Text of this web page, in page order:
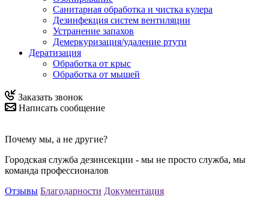
Санитарная обработка и чистка кулера
Дезинфекция систем вентиляции
Устранение запахов
Демеркуризация/удаление ртути
Дератизация
Обработка от крыс
Обработка от мышей
Заказать звонок
Написать сообщение
Почему мы, а не другие?
Городская служба дезинсекции - мы не просто служба, мы
команда профессионалов
Отзывы Благодарности Документация